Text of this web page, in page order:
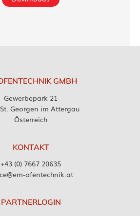
GMBH
Gewerbepark 21
Georgen im Attergau
Österreich
KONTAKT
+43 (0) 7667 20635
ofentechnik.at
PARTNERLOGIN